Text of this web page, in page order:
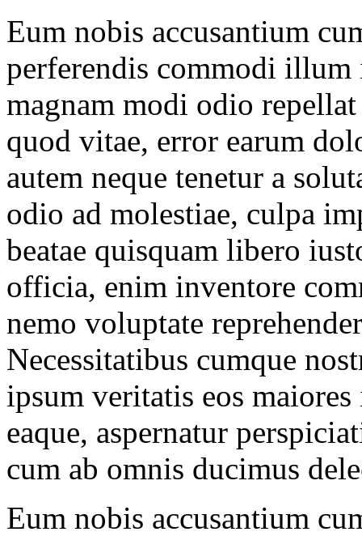
Eum nobis accusantium
perferendis commodi
magnam modi odio
quod vitae, error earum
autem neque tenetur a
odio ad molestiae, culpa
beatae quisquam libero
officia, enim inventore
nemo voluptate
Necessitatibus cumque
ipsum veritatis eos
eaque, aspernatur
cum ab omnis ducimus
Eum nobis accusantium